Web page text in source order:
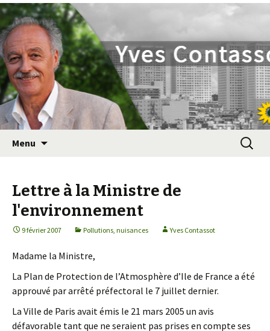
Yves Contassot
Menu
principal
Lettre à la Ministre de
l'environnement
9 février 2007 Pollutions, nuisances Yves Contassot
Madame la Ministre,
La Plan de Protection de l’Atmosphère d’Ile de France a été
approuvé par arrêté préfectoral le 7 juillet dernier.
La Ville de Paris avait émis le 21 mars 2005 un avis
défavorable tant que ne seraient pas prises en compte ses